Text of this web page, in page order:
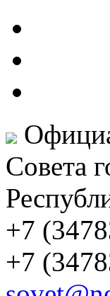
Совета
+7
+7